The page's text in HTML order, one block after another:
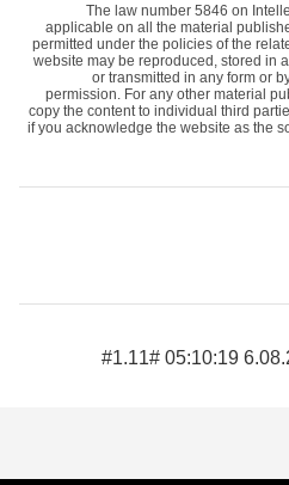
The law number 5846 on
applicable on all the material
permitted under the policies of the
website may be reproduced, stored
or transmitted in any form
permission. For any other
copy the content to individual third
if you acknowledge the website as